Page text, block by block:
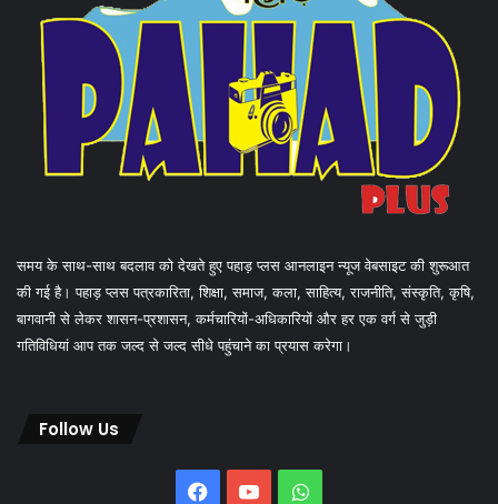
समय के साथ-साथ बदलाव को देखते हुए पहाड़ प्लस आनलाइन न्यूज वेबसाइट की शुरूआत
की गई है। पहाड़ प्लस पत्रकारिता, शिक्षा, समाज, कला, साहित्य, राजनीति, संस्कृति, कृषि,
बागवानी से लेकर शासन-प्रशासन, कर्मचारियों-अधिकारियों और हर एक वर्ग से जुड़ी
गतिविधियां आप तक जल्द से जल्द सीधे पहुंचाने का प्रयास करेगा।
Follow Us
FacebookYouTubeWhatsApp